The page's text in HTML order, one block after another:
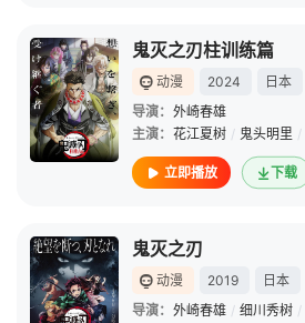
鬼灭之刃柱训练篇
动漫 2024
日本
导演： 外崎春雄
主演： 花江夏树 / 鬼头明里 /
立即播放 下载
鬼灭之刃
动漫 2019
日本
导演： 外崎春雄 / 细川秀树 /